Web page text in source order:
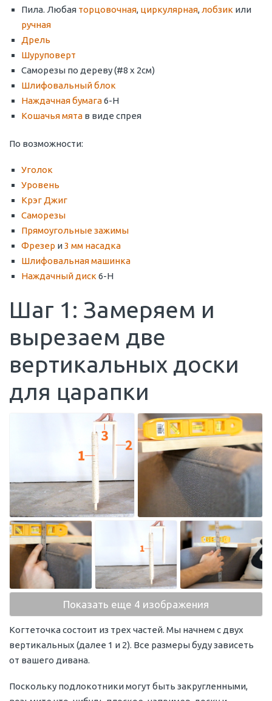
Пила. Любая торцовочная, циркулярная,лобзик или
ручная
Дрель
Шуруповерт
Саморезы по дереву (#8 x 2см)
Шлифовальный блок
Наждачная бумага6-Н
Кошачья мята в виде спрея
По возможности:
Уголок
Уровень
Крэг Джиг
Саморезы
Прямоугольные зажимы
Фрезер и3 мм насадка
Шлифовальная машинка
Наждачный диск 6-Н
Шаг 1: Замеряем и
вырезаем две
вертикальных доски
для царапки
Показать еще 4 изображения
Когтеточка состоит из трех частей. Мы начнем с двух
вертикальных (далее 1 и 2). Все размеры буду зависеть
от вашего дивана.
Поскольку подлокотники могут быть закругленными,